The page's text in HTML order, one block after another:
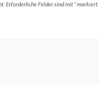
Erforderliche Felder sind mit *markiert